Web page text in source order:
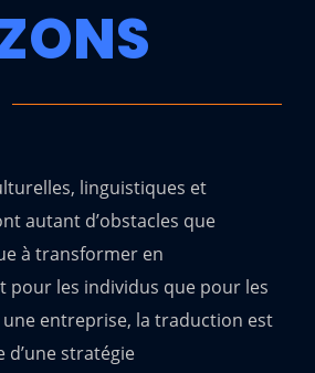
linguistiques et
autant d’obstacles que
à transformer en
pour les individus que pour les
entreprise, la traduction est
d’une stratégie